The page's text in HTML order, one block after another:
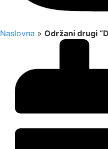
Naslovna » Održani drugi